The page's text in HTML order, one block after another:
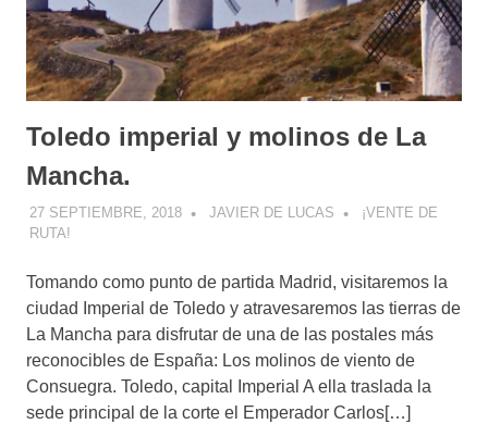
Toledo imperial y molinos de La
Mancha.
27 SEPTIEMBRE, 2018 JAVIER DE LUCAS
¡VENTE DE
RUTA!
Tomando como punto de partida Madrid, visitaremos la
ciudad Imperial de Toledo y atravesaremos las tierras de
La Mancha para disfrutar de una de las postales más
reconocibles de España: Los molinos de viento de
Consuegra. Toledo, capital Imperial A ella traslada la
sede principal de la corte el Emperador Carlos[…]